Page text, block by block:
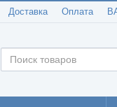
Доставка Оплата